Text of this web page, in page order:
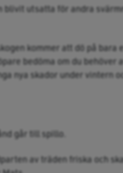
blivit utsatta för andra
kommer att dö på bara
bedöma om du behöver
nya skador under vintern
går till spillo.
av träden friska och